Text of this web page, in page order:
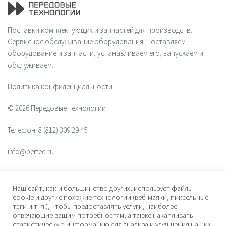
Поставки комплектующих и запчастей для производств.
Сервисное обслуживание оборудования. Поставляем
оборудование и запчасти, устанавливаем его, запускаем и
обслуживаем.
Политика конфиденциальности
© 2026 Передовые технологии
Телефон: 8 (812) 309 29 45
info@perteq.ru
ООО "Передовые Технологии"
ОГРН 1117847072628
Почтовый индекс 196006
Наш сайт, как и большинство других, использует файлы
cookie и другие похожие технологии (веб-маяки, пиксельные
тэги и т. п.), чтобы предоставлять услуги, наиболее
отвечающие вашим потребностям, а также накапливать